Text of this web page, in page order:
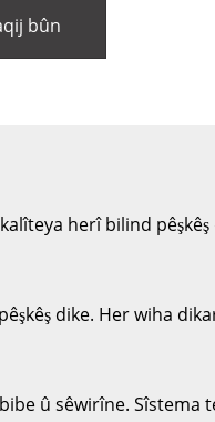
bûn
herî bilind
dike. Her wiha
û sêwirîne.